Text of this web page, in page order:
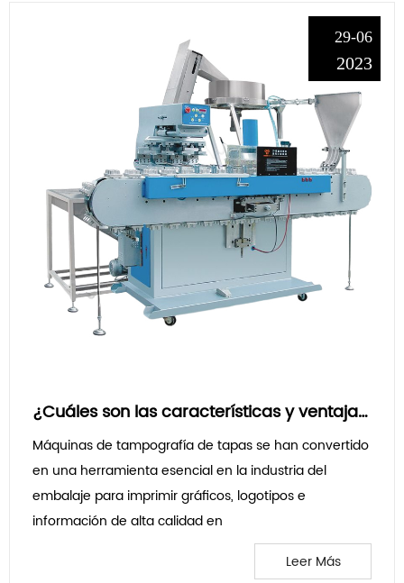
29-06
2023
¿Cuáles son las características y ventajas clave de una máquina de tampografía de tapas y cómo contribuye a mejorar la eficiencia y la calidad de los procesos de impresión de tapas en la industria del embalaje?
Máquinas de tampografía de tapas se han convertido
en una herramienta esencial en la industria del
embalaje para imprimir gráficos, logotipos e
información de alta calidad en
Leer Más